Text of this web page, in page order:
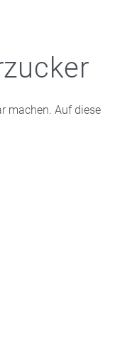
machen. Auf diese